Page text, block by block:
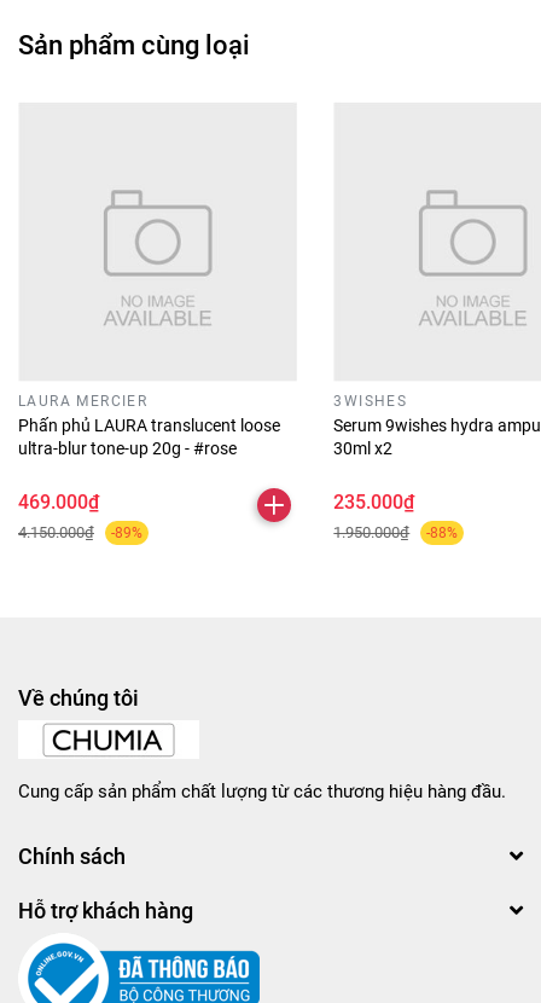
Sản phẩm cùng loại
LAURA MERCIER
Phấn phủ LAURA translucent loose
ultra-blur tone-up 20g - #rose
469.000₫
4.150.000₫ -89%
3WISHES
Serum 9wishes hydra
30ml x2
235.000₫
1.950.000₫ -88%
Về chúng tôi
Cung cấp sản phẩm chất lượng từ các thương hiệu hàng đầu.
Chính sách
Hỗ trợ khách hàng